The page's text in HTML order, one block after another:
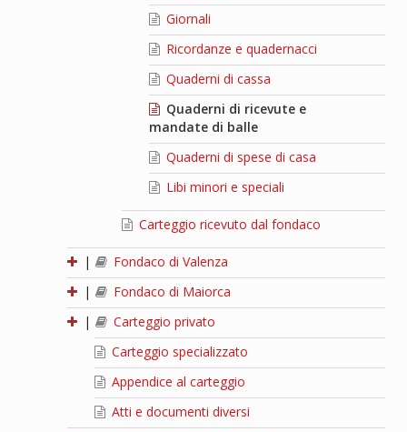
Giornali
Ricordanze e quadernacci
Quaderni di cassa
Quaderni di ricevute e
mandate di balle
Quaderni di spese di casa
Libi minori e speciali
Carteggio ricevuto dal fondaco
|
Fondaco di Valenza
|
Fondaco di Maiorca
|
Carteggio privato
Carteggio specializzato
Appendice al carteggio
Atti e documenti diversi